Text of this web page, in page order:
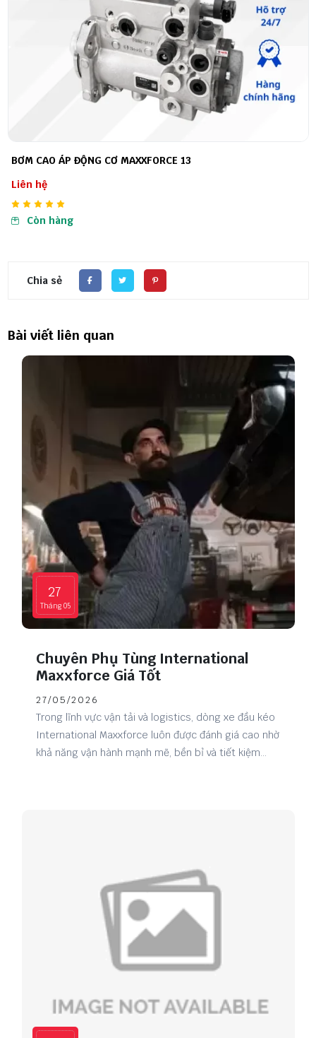
BƠM CAO ÁP ĐỘNG CƠ MAXXFORCE 13
Liên hệ
Còn hàng
Chia sẻ
Bài viết liên quan
27
Tháng 05
Chuyên Phụ Tùng International
Maxxforce Giá Tốt
27/05/2026
Trong lĩnh vực vận tải và logistics, dòng xe đầu kéo
International Maxxforce luôn được đánh giá cao nhờ
khả năng vận hành mạnh mẽ, bền bỉ và tiết kiệm